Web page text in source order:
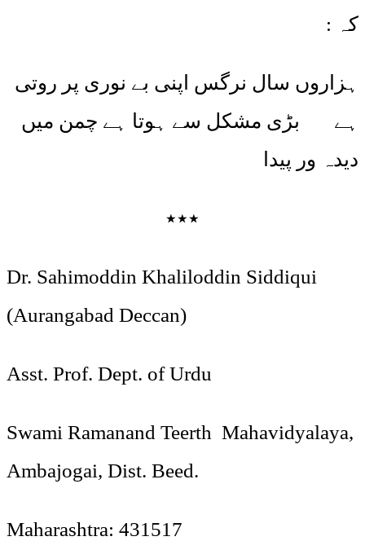
کہ :
ہزاروں سال نرگس اپنی بے نوری پر روتی
ہے بڑی مشکل سے ہوتا ہے چمن میں
دیدہ ور پیدا
٭٭٭
Dr. Sahimoddin Khaliloddin Siddiqui
(Aurangabad Deccan)
Asst. Prof. Dept. of Urdu
Swami Ramanand Teerth Mahavidyalaya,
Ambajogai, Dist. Beed.
Maharashtra: 431517